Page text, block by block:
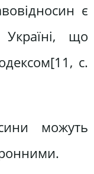
є
що
c.
можуть